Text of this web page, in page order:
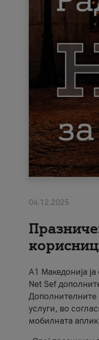
04.12.2025
А1 Македонија
Net Sef
Дополнителните
услуги, во
мобилната